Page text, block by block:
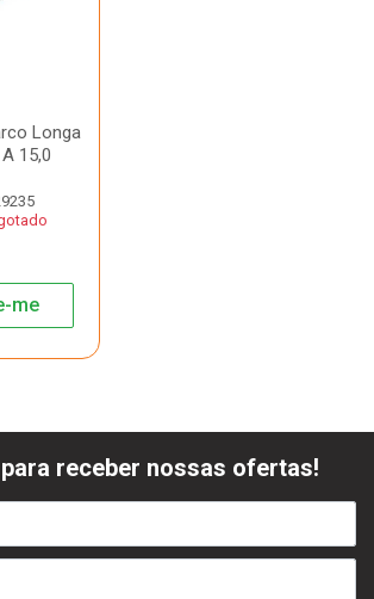
Longa
15,0
me
receber nossas ofertas!